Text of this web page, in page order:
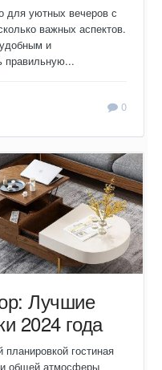
для уютных вечеров с
важных аспектов.
и
правильную...
0
Лучшие
2024 года
гостиная
общей атмосферы